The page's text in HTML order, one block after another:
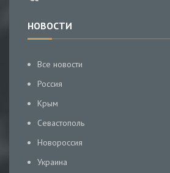
НОВОСТИ
Все новости
Россия
Крым
Севастополь
Новороссия
Украина